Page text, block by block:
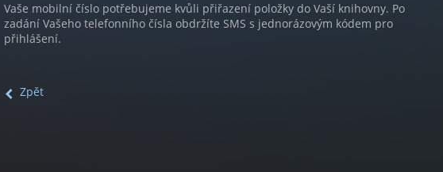
Vaše mobilní číslo potřebujeme kvůli přiřazení položky do Vaší knihovny. Po
zadání Vašeho telefonního čísla obdržíte SMS s jednorázovým kódem pro
přihlášení.
Zpět